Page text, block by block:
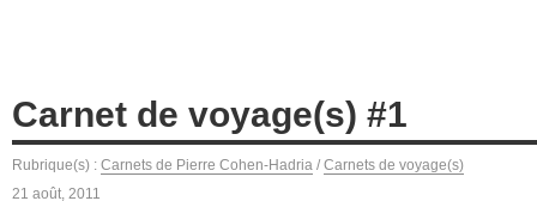
Carnet de voyage(s) #1
Rubrique(s) : Carnets de Pierre Cohen-Hadria / Carnets de voyage(s)
21 août, 2011